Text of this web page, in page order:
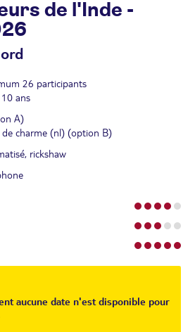
de l'Inde -
26 participants
ans
A)
charme (nl) (option B)
rickshaw
aucune date n'est disponible pour